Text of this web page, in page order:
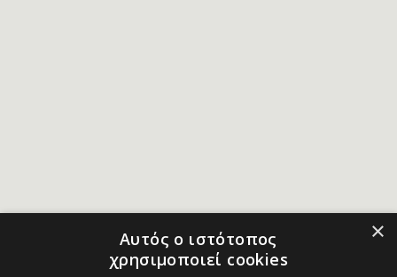
×
Αυτός ο ιστότοπος
χρησιμοποιεί cookies